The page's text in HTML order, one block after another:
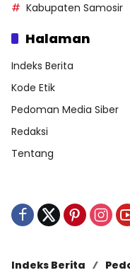
Kabupaten Samosir
Halaman
Indeks Berita
Kode Etik
Pedoman Media Siber
Redaksi
Tentang
Indeks Berita